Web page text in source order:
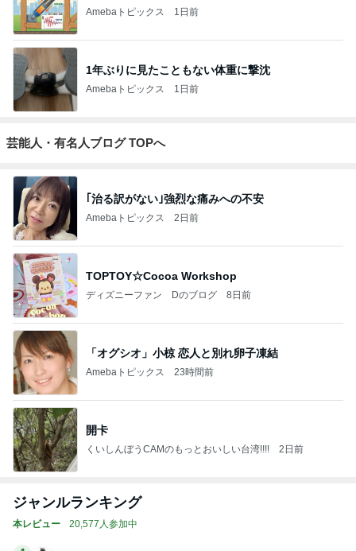
Amebaトピックス 1日前
1年ぶりに見たこともない体重に撃沈
Amebaトピックス 1日前
芸能人・有名人ブログ TOPへ
｢治る訳がない｣強烈な痛みへの不安
Amebaトピックス 2日前
TOPTOY☆Cocoa Workshop
ディズニーファン Dのブログ 8日前
「オグシオ」小椋 恋人と別れ卵子凍結
Amebaトピックス 23時間前
開卡
くいしんぼうCAMのもっとおいしい台湾!!!! 2日前
ジャンルランキング
本レビュー 20,577人参加中